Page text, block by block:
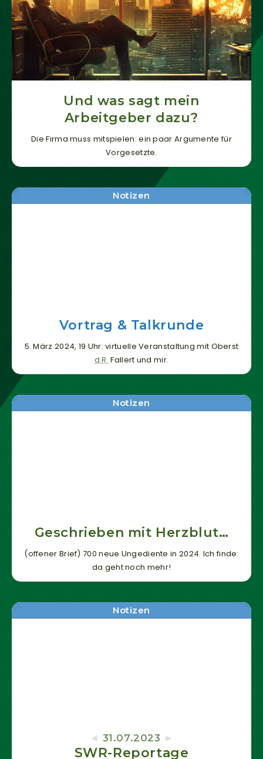
Und was sagt mein
Arbeitgeber dazu?
Die Firma muss mitspielen: ein paar Argumente für
Vorgesetzte.
Notizen
Vortrag & Talkrunde
5. März 2024, 19 Uhr: virtuelle Veranstaltung mit Oberst
d.R. Fallert und mir.
Notizen
Geschrieben mit Herzblut…
(offener Brief) 700 neue Ungediente in 2024. Ich finde:
da geht noch mehr!
Notizen
31.07.2023
SWR-Reportage
Notwendig
Diese
optional. Sie
Cookies
können wir die